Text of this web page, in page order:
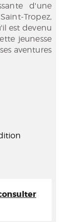
d'une
Tropez,
est devenu
jeunesse
aventures